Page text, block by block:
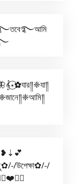
উপেক্ষা✿/-/